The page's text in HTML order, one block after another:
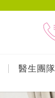
醫生團隊